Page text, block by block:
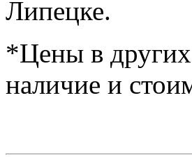
Липецке.
*Цены в других
наличие и